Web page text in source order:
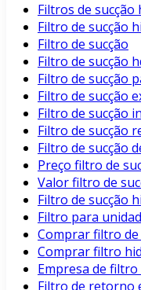
Filtros de sucção
Filtro de sucção
Filtro de sucção
Filtro de sucção
Filtro de sucção
Filtro de sucção
Filtro de sucção
Filtro de sucção
Filtro de sucção
Preço filtro de
Valor filtro de
Filtro de sucção
Filtro para
Comprar filtro
Comprar filtro
Empresa de
Filtro de retorno